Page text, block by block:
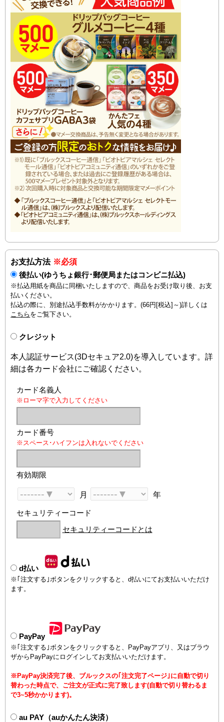
お支払方法 ※必須
後払い(ゆうちょ銀行･郵便局またはコンビニ払込)
※払込用紙を商品に同梱いたしますので、商品をお受け取り後、お支
払いください。
払込の際に、別途払込手数料がかかります。(66円[税込]～)詳しくは
こちら をご覧下さい。
クレジット
本人認証サービス(3Dセキュア2.0)を導入しています。詳
細は各カード会社にご確認ください。
カード名義人
※ローマ字で入力してください
カード番号
※スペース･ハイフンは入れないでください
有効期限
月 年
セキュリティーコード
セキュリティーコードとは
d払い
※｢注文する｣ボタンをクリックすると、d払いにてお支払いいただけ
ます。
PayPay
※｢注文する｣ボタンをクリックすると、PayPayアプリ、又はブラウ
ザからPayPayにログインしてお支払いいただけます。
※PayPay決済完了後、ブルックスの｢注文完了ページ｣に自動で切り
替わった時点で、ご注文が正式に完了致します(自動で切り替わるま
で3~5秒かかります)。
au PAY（auかんたん決済）